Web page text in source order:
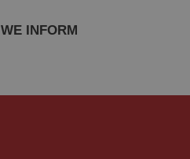
WE INFORM